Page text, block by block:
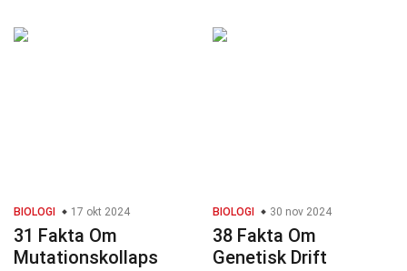
BIOLOGI 17 okt 2024
31 Fakta Om
Mutationskollaps
BIOLOGI 30 nov 2024
38 Fakta Om
Genetisk Drift